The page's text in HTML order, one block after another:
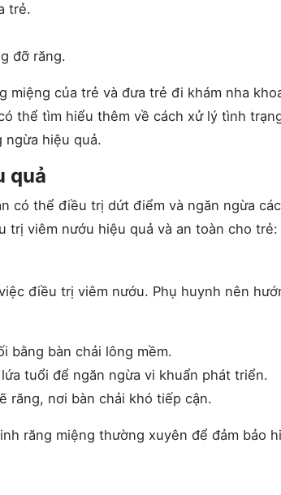
trẻ.
đỡ răng.
miệng của trẻ và đưa trẻ đi khám nha
thể tìm hiểu thêm về cách xử lý tình
ngừa hiệu quả.
quả
có thể điều trị dứt điểm và ngăn ngừa
trị viêm nướu hiệu quả và an toàn cho trẻ:
điều trị viêm nướu. Phụ huynh nên
bằng bàn chải lông mềm.
tuổi để ngăn ngừa vi khuẩn phát triển.
răng, nơi bàn chải khó tiếp cận.
răng miệng thường xuyên để đảm bảo